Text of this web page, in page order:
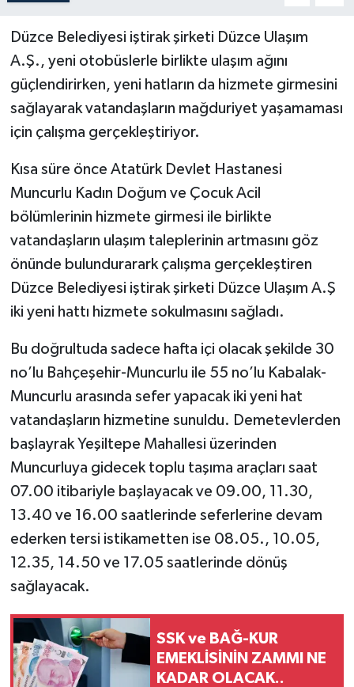
Düzce Belediyesi iştirak şirketi Düzce Ulaşım
A.Ş., yeni otobüslerle birlikte ulaşım ağını
güçlendirirken, yeni hatların da hizmete girmesini
sağlayarak vatandaşların mağduriyet yaşamaması
için çalışma gerçekleştiriyor.
Kısa süre önce Atatürk Devlet Hastanesi
Muncurlu Kadın Doğum ve Çocuk Acil
bölümlerinin hizmete girmesi ile birlikte
vatandaşların ulaşım taleplerinin artmasını göz
önünde bulundurarark çalışma gerçekleştiren
Düzce Belediyesi iştirak şirketi Düzce Ulaşım A.Ş
iki yeni hattı hizmete sokulmasını sağladı.
Bu doğrultuda sadece hafta içi olacak şekilde 30
no’lu Bahçeşehir-Muncurlu ile 55 no’lu Kabalak-
Muncurlu arasında sefer yapacak iki yeni hat
vatandaşların hizmetine sunuldu. Demetevlerden
başlayrak Yeşiltepe Mahallesi üzerinden
Muncurluya gidecek toplu taşıma araçları saat
07.00 itibariyle başlayacak ve 09.00, 11.30,
13.40 ve 16.00 saatlerinde seferlerine devam
ederken tersi istikametten ise 08.05., 10.05,
12.35, 14.50 ve 17.05 saatlerinde dönüş
sağlayacak.
SSK ve BAĞ-KUR
EMEKLİSİNİN ZAMMI NE
KADAR OLACAK..